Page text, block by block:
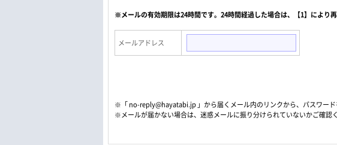
※メールの有効期限は24時間です。24時間経過した場合は、【1】により
メールアドレス
※「 no-reply@hayatabi.jp 」から届くメール内のリンクから、パスワード
※メールが届かない場合は、迷惑メールに振り分けられていないかご確認く